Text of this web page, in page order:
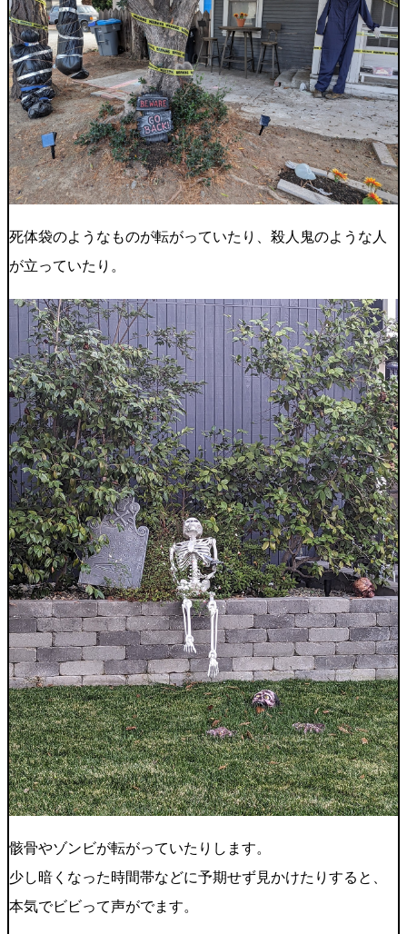
死体袋のようなものが転がっていたり、殺人鬼のような人
が立っていたり。
骸骨やゾンビが転がっていたりします。
少し暗くなった時間帯などに予期せず見かけたりすると、
本気でビビって声がでます。